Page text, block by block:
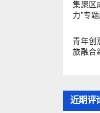
集聚区
力”专
青年创
旅融合
近期评